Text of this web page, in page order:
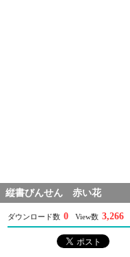
縦書びんせん 赤い花
ダウンロード数 0 View数 3,266